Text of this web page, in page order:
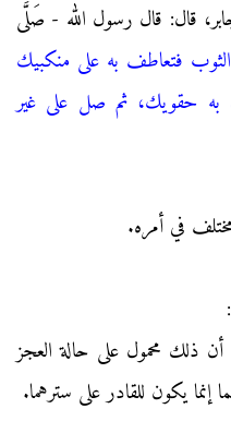
قال: قال رسول الله - صَلَّى
فتعاطف به على منكبيك
حقويك، ثم صل على غير
في أمره.
أن ذلك محمول على حالة العجز
إنما يكون للقادر على سترهما.